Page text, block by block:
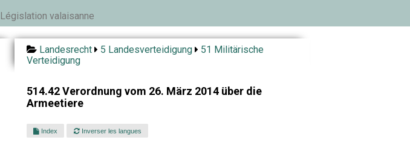
Législation valaisanne
Landesrecht 5 Landesverteidigung
51 Militärische
Verteidigung
514.42 Verordnung vom 26. März 2014 über die
Armeetiere
Index Inverser les langues